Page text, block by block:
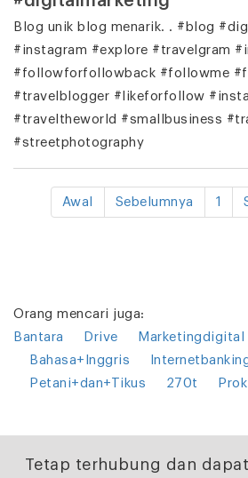
Blog unik blog menarik. . #blog
#instagram #explore #travelgram
#followforfollowback #followme
#travelblogger #likeforfollow
#traveltheworld #smallbusiness
#streetphotography
Awal Sebelumnya 1
Orang mencari juga:
Bantara
Drive Marketingdigital
Bahasa+Inggris
Petani+dan+Tikus
270t
Tetap terhubung dan